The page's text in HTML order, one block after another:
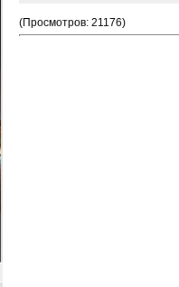
(Просмотров: 21176)